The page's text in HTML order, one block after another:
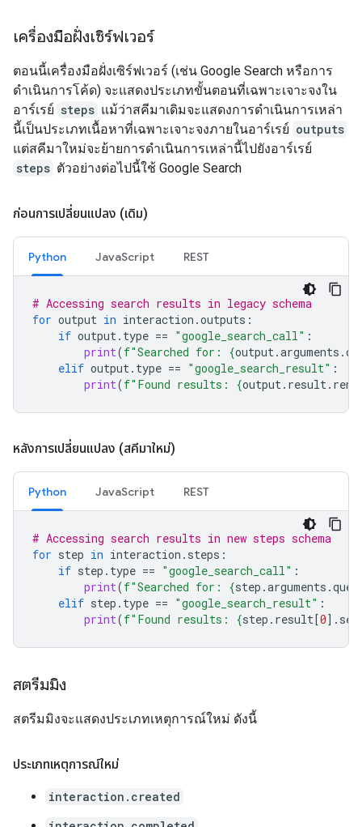
เครื่องมือฝั่งเซิร์ฟเวอร์
ตอนนี้เครื่องมือฝั่งเซิร์ฟเวอร์ (เช่น Google Search หรือการ
ดำเนินการโค้ด) จะแสดงประเภทขั้นตอนที่เฉพาะเจาะจงใน
อาร์เรย์ steps แม้ว่าสคีมาเดิมจะแสดงการดำเนินการเหล่า
นี้เป็นประเภทเนื้อหาที่เฉพาะเจาะจงภายในอาร์เรย์ outputs
แต่สคีมาใหม่จะย้ายการดำเนินการเหล่านี้ไปยังอาร์เรย์
steps ตัวอย่างต่อไปนี้ใช้ Google Search
ก่อนการเปลี่ยนแปลง (เดิม)
Python JavaScript REST
# Accessing search results in legacy schema
for output in interaction .outputs :
if output. type == "google_search_call" :
print(f"Searched for: {output.arguments .
elif output. type == "google_search_result" :
print(f"Found results: {output. result.
หลังการเปลี่ยนแปลง (สคีมาใหม่)
Python JavaScript REST
# Accessing search results in new steps schema
for step in interaction . steps :
if step . type == "google_search_call" :
print(f"Searched for: {step .arguments .
elif step . type == "google_search_result" :
print(f"Found results: {step . result[0] .
สตรีมมิง
สตรีมมิงจะแสดงประเภทเหตุการณ์ใหม่ ดังนี้
ประเภทเหตุการณ์ใหม่
interaction.created